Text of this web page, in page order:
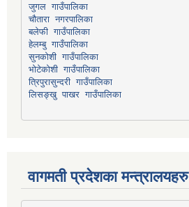
जुगल गाउँपालिका
चौतारा नगरपालिका
बलेफी गाउँपालिका
हेलम्बु गाउँपालिका
सुनकोशी गाउँपालिका
भोटेकोशी गाउँपालिका
त्रिपुरासुन्दरी गाउँपालिका
लिसङ्खु पाखर गाउँपालिका
वागमती प्रदेशका मन्त्रालयहरु